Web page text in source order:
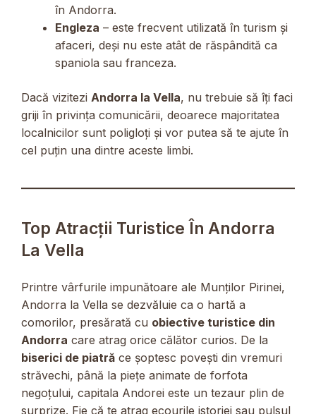
în Andorra.
Engleza – este frecvent utilizată în turism și
afaceri, deși nu este atât de răspândită ca
spaniola sau franceza.
Dacă vizitezi Andorra la Vella, nu trebuie să îți faci
griji în privința comunicării, deoarece majoritatea
localnicilor sunt poligloți și vor putea să te ajute în
cel puțin una dintre aceste limbi.
Top Atracții Turistice În Andorra
La Vella
Printre vârfurile impunătoare ale Munților Pirinei,
Andorra la Vella se dezvăluie ca o hartă a
comorilor, presărată cu obiective turistice din
Andorra care atrag orice călător curios. De la
biserici de piatră ce șoptesc povești din vremuri
străvechi, până la piețe animate de forfota
negoțului, capitala Andorei este un tezaur plin de
surprize. Fie că te atrag ecourile istoriei sau pulsul